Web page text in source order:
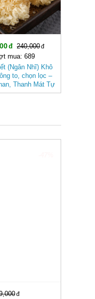
240,000
mua: 689
(Ngân Nhĩ) Khô
to, chọn lọc –
Thanh Mát Tự
Nhiên